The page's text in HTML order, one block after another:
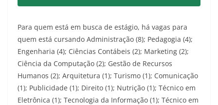
Para quem está em busca de estágio, há vagas para
quem está cursando Administração (8); Pedagogia (4);
Engenharia (4); Ciências Contábeis (2); Marketing (2);
Ciência da Computação (2); Gestão de Recursos
Humanos (2); Arquitetura (1); Turismo (1); Comunicação
(1); Publicidade (1); Direito (1); Nutrição (1); Técnico em
Eletrônica (1); Tecnologia da Informação (1); Técnico em